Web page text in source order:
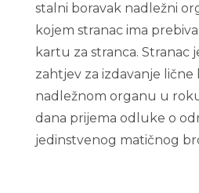
stalni boravak nadležni
kojem stranac ima
kartu za stranca. Stranac
zahtjev za izdavanje lične
nadležnom organu u
dana prijema odluke o
jedinstvenog matičnog